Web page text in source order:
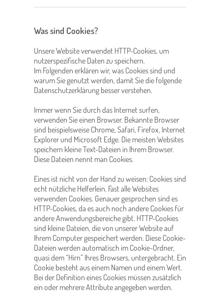
Was sind Cookies?
Unsere Website verwendet HTTP-Cookies, um
nutzerspezifische Daten zu speichern.
Im Folgenden erklären wir, was Cookies sind und
warum Sie genutzt werden, damit Sie die folgende
Datenschutzerklärung besser verstehen.
Immer wenn Sie durch das Internet surfen,
verwenden Sie einen Browser. Bekannte Browser
sind beispielsweise Chrome, Safari, Firefox, Internet
Explorer und Microsoft Edge. Die meisten Websites
speichern kleine Text-Dateien in Ihrem Browser.
Diese Dateien nennt man Cookies.
Eines ist nicht von der Hand zu weisen: Cookies sind
echt nützliche Helferlein. Fast alle Websites
verwenden Cookies. Genauer gesprochen sind es
HTTP-Cookies, da es auch noch andere Cookies für
andere Anwendungsbereiche gibt. HTTP-Cookies
sind kleine Dateien, die von unserer Website auf
Ihrem Computer gespeichert werden. Diese Cookie-
Dateien werden automatisch im Cookie-Ordner,
quasi dem “Hirn” Ihres Browsers, untergebracht. Ein
Cookie besteht aus einem Namen und einem Wert.
Bei der Definition eines Cookies müssen zusätzlich
ein oder mehrere Attribute angegeben werden.